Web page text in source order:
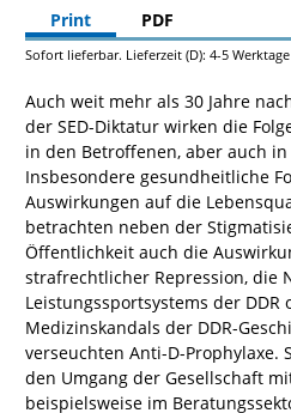
Print PDF
Sofort lieferbar. Lieferzeit (D): 4-5 Werktage
Auch weit mehr als 30 Jahre
der SED-Diktatur wirken die
in den Betroffenen, aber auch
Insbesondere gesundheitliche
Auswirkungen auf die
betrachten neben der
Öffentlichkeit auch die
strafrechtlicher Repression, die
Leistungssportsystems der
Medizinskandals der DDR-
verseuchten Anti-D-Prophylaxe.
den Umgang der Gesellschaft
beispielsweise im